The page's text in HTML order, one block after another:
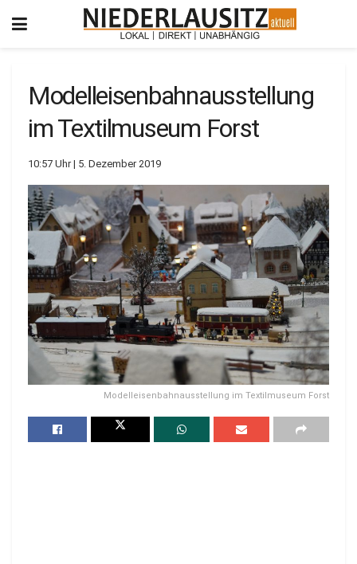
Modelleisenbahnausstellung
im Textilmuseum Forst
10:57 Uhr | 5. Dezember 2019
Modelleisenbahnausstellung im Textilmuseum Forst